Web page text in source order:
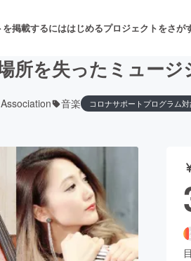
掲載するにははじめるプロジェクトをさが
舞台・パフォー
開発 フード・飲食店
アニメ・漫画
所を失ったミュージ
音楽 コロナサポートプログラム対